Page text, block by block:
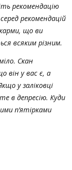
рекомендацію
рекомендацій
що ви
всяким різним.
Скан
він у вас є, а
у заліковці
в депресію. Куди
п’ятірками